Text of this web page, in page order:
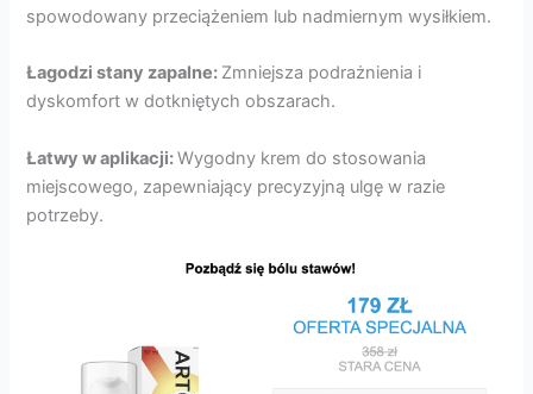
spowodowany przeciążeniem lub nadmiernym wysiłkiem.
Łagodzi stany zapalne: Zmniejsza podrażnienia i
dyskomfort w dotkniętych obszarach.
Łatwy w aplikacji:Wygodny krem ​​do stosowania
miejscowego, zapewniający precyzyjną ulgę w razie
potrzeby.